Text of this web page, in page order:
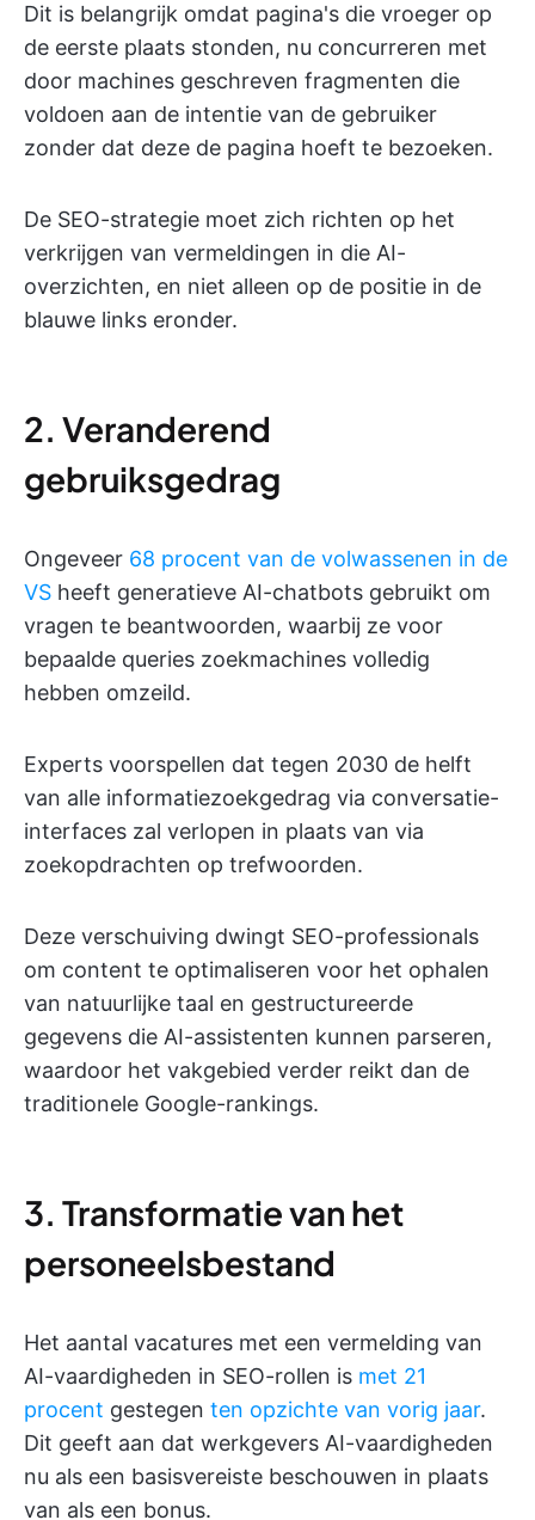
Dit is belangrijk omdat pagina's die vroeger op
de eerste plaats stonden, nu concurreren met
door machines geschreven fragmenten die
voldoen aan de intentie van de gebruiker
zonder dat deze de pagina hoeft te bezoeken.
De SEO-strategie moet zich richten op het
verkrijgen van vermeldingen in die AI-
overzichten, en niet alleen op de positie in de
blauwe links eronder.
2. Veranderend
gebruiksgedrag
Ongeveer 68 procent van de volwassenen in de
VS heeft generatieve AI-chatbots gebruikt om
vragen te beantwoorden, waarbij ze voor
bepaalde queries zoekmachines volledig
hebben omzeild.
Experts voorspellen dat tegen 2030 de helft
van alle informatiezoekgedrag via conversatie-
interfaces zal verlopen in plaats van via
zoekopdrachten op trefwoorden.
Deze verschuiving dwingt SEO-professionals
om content te optimaliseren voor het ophalen
van natuurlijke taal en gestructureerde
gegevens die AI-assistenten kunnen parseren,
waardoor het vakgebied verder reikt dan de
traditionele Google-rankings.
3. Transformatie van het
personeelsbestand
Het aantal vacatures met een vermelding van
AI-vaardigheden in SEO-rollen is met 21
procent gestegen ten opzichte van vorig jaar.
Dit geeft aan dat werkgevers AI-vaardigheden
nu als een basisvereiste beschouwen in plaats
van als een bonus.